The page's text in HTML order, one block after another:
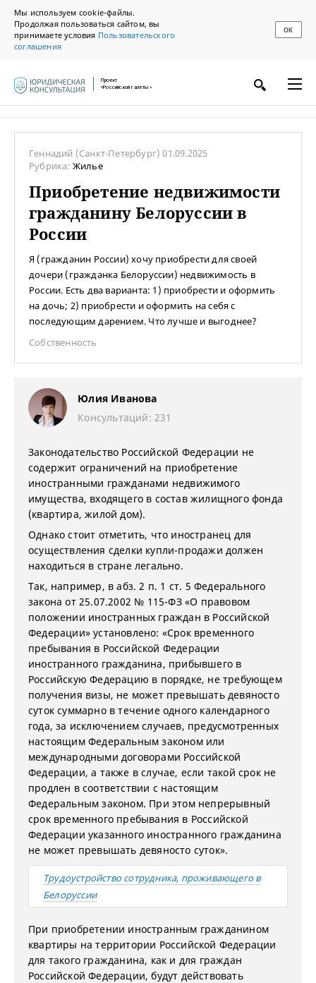
Мы используем cookie-файлы.
Продолжая пользоваться сайтом, вы
принимаете условия Пользовательского
соглашения
ОК
Проект
«Российской газеты»
Геннадий (Санкт-Петербург)01.09.2025
Рубрика: Жилье
Приобретение недвижимости
гражданину Белоруссии в
России
Я (гражданин России) хочу приобрести для своей
дочери (гражданка Белоруссии) недвижимость в
России. Есть два варианта: 1) приобрести и оформить
на дочь; 2) приобрести и оформить на себя с
последующим дарением. Что лучше и выгоднее?
Собственность
Юлия Иванова
Консультаций: 231
Законодательство Российской Федерации не
содержит ограничений на приобретение
иностранными гражданами недвижимого
имущества, входящего в состав жилищного фонда
(квартира, жилой дом).
Однако стоит отметить, что иностранец для
осуществления сделки купли-продажи должен
находиться в стране легально.
Так, например, в абз. 2 п. 1 ст. 5 Федерального
закона от 25.07.2002 № 115-ФЗ «О правовом
положении иностранных граждан в Российской
Федерации» установлено: «Срок временного
пребывания в Российской Федерации
иностранного гражданина, прибывшего в
Российскую Федерацию в порядке, не требующем
получения визы, не может превышать девяносто
суток суммарно в течение одного календарного
года, за исключением случаев, предусмотренных
настоящим Федеральным законом или
международными договорами Российской
Федерации, а также в случае, если такой срок не
продлен в соответствии с настоящим
Федеральным законом. При этом непрерывный
срок временного пребывания в Российской
Федерации указанного иностранного гражданина
не может превышать девяносто суток».
Трудоустройство сотрудника, проживающего в
Белоруссии
При приобретении иностранным гражданином
квартиры на территории Российской Федерации
для такого гражданина, как и для граждан
Российской Федерации, будут действовать